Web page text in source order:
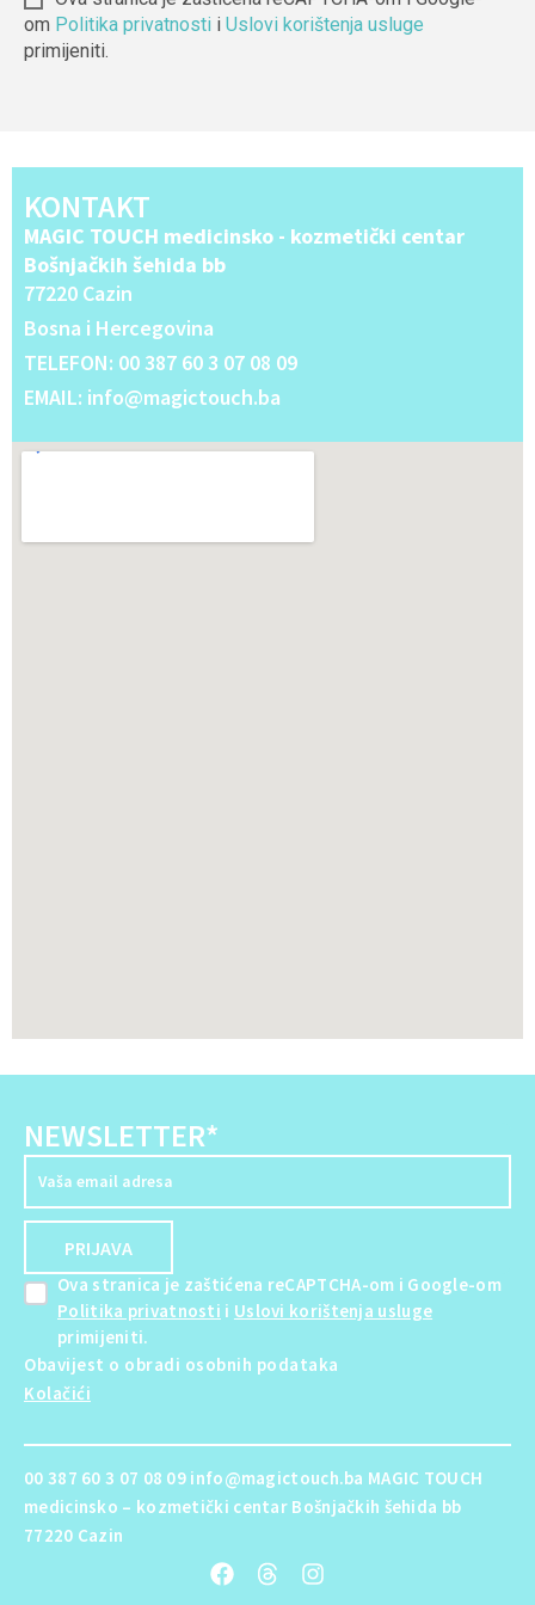
om Politika privatnosti i Uslovi korištenja usluge
primijeniti.
KONTAKT
MAGIC TOUCH medicinsko - kozmetički centar
Bošnjačkih šehida bb
77220 Cazin
Bosna i Hercegovina
TELEFON: 00 387 60 3 07 08 09
EMAIL: info@magictouch.ba
NEWSLETTER*
Ova stranica je zaštićena reCAPTCHA-om i Google-om
Politika privatnosti i Uslovi korištenja usluge
primijeniti.
Obavijest o obradi osobnih podataka
Kolačići
00 387 60 3 07 08 09 info@magictouch.ba MAGIC TOUCH
medicinsko – kozmetički centar Bošnjačkih šehida bb
77220 Cazin
F
a
T
h
I